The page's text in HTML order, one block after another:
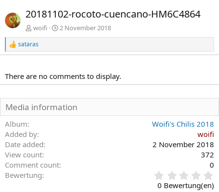
h
e
r
i
g
h
t
20181102-rocoto-cuencano-HM6C4864
woifi 2 November 2018
R
e
t
i
e
n
:
sataras
There are no comments to display.
Media information
Album
Woifi's Chilis 2018
Added by
woifi
Date added
2 November 2018
View count
372
Comment count
0
Bewertung
0 Bewertung(en)